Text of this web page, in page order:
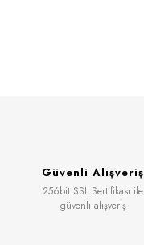
Güvenli Alışveriş
256bit SSL Sertifikası ile
güvenli alışveriş